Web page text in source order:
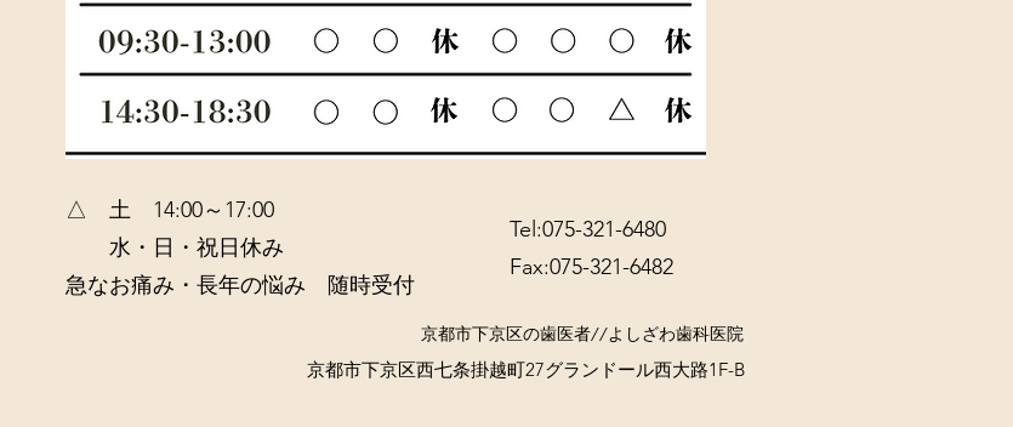
​△ 土 14:00～17:00
水・日・祝日休み
急なお痛み・長年の悩み 随時受付
Tel:075-321-6480
Fax:075-321-6482
​京都市下京区の歯医者//よしざわ歯科医院
京都市下京区西七条掛越町27グランドール西大路1F-B